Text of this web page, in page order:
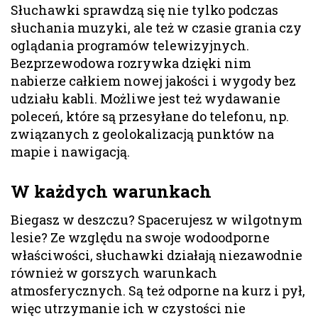
Słuchawki sprawdzą się nie tylko podczas
słuchania muzyki, ale też w czasie grania czy
oglądania programów telewizyjnych.
Bezprzewodowa rozrywka dzięki nim
nabierze całkiem nowej jakości i wygody bez
udziału kabli. Możliwe jest też wydawanie
poleceń, które są przesyłane do telefonu, np.
związanych z geolokalizacją punktów na
mapie i nawigacją.
W każdych warunkach
Biegasz w deszczu? Spacerujesz w wilgotnym
lesie? Ze względu na swoje wodoodporne
właściwości, słuchawki działają niezawodnie
również w gorszych warunkach
atmosferycznych. Są też odporne na kurz i pył,
więc utrzymanie ich w czystości nie